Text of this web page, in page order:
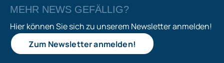
MEHR NEWS GEFÄLLIG?
Hier können Sie sich zu unserem Newsletter anmelden!
Zum Newsletter anmelden!